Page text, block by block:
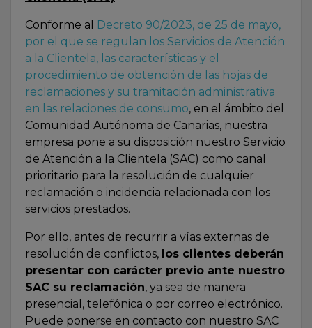
Conforme al
Decreto 90/2023, de 25 de mayo,
por el que se regulan los Servicios de Atención
a la Clientela, las características y el
procedimiento de obtención de las hojas de
reclamaciones y su tramitación administrativa
en las relaciones de consumo, en el ámbito del
Comunidad Autónoma de Canarias, nuestra
empresa pone a su disposición nuestro Servicio
de Atención a la Clientela (SAC) como canal
prioritario para la resolución de cualquier
reclamación o incidencia relacionada con los
servicios prestados.
Por ello, antes de recurrir a vías externas de
resolución de conflictos, los clientes deberán
presentar con carácter previo ante nuestro
SAC su reclamación, ya sea de manera
presencial, telefónica o por correo electrónico.
Puede ponerse en contacto con nuestro SAC